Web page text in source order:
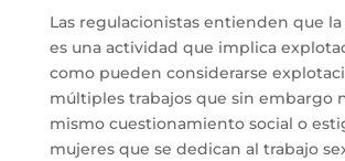
Las regulacionistas entienden que
es una actividad que implica
como pueden considerarse
múltiples trabajos que sin embargo
mismo cuestionamiento social o
mujeres que se dedican al trabajo